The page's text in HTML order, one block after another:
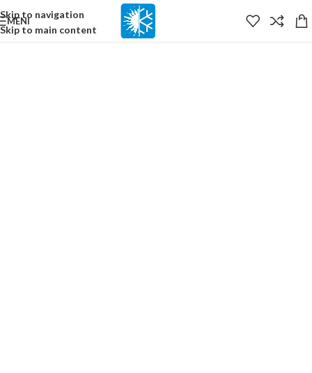
Skip to navigation
Skip to main content
MENI